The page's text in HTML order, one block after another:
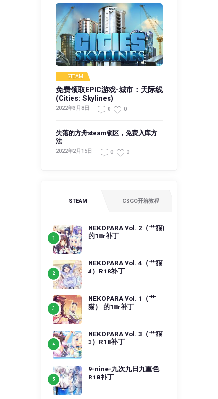
STEAM
免费领取EPIC游戏-城市：天际线
(Cities: Skylines)
2022年3月8日 0 0
失落的方舟steam锁区，免费入库方
法
2022年2月15日 0 0
STEAM CSGO开箱教程
NEKOPARA Vol. 2（艹猫)
的18r补丁
NEKOPARA Vol. 4（艹猫
4）R18补丁
NEKOPARA Vol. 1（艹
猫） 的18r补丁
NEKOPARA Vol. 3（艹猫
3）R18补丁
9-nine-九次九日九重色
R18补丁